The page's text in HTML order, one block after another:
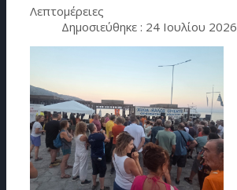
Λεπτομέρειες
Δημοσιεύθηκε : 24 Ιουλίου 2026